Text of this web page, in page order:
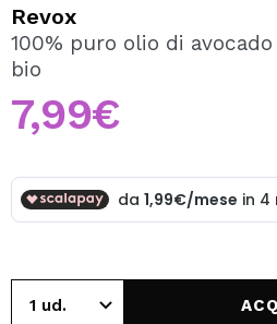
Creando un account su
acquisti velocemente,
Revox
100% puro olio di
bio
7,99€